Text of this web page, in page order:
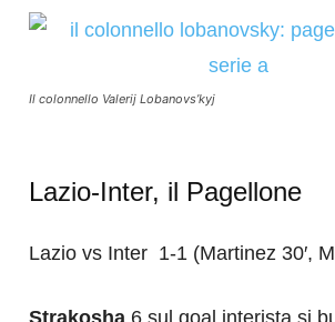
Il colonnello Valerij Lobanovs’kyj
Lazio-Inter, il Pagellone
Lazio vs Inter 1-1 (Martinez 30′,
Strakosha 6 sul goal interista si